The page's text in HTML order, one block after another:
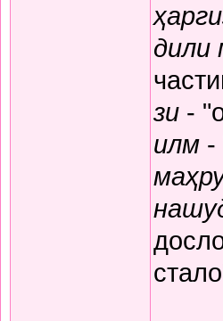
дили
зи -
илм -